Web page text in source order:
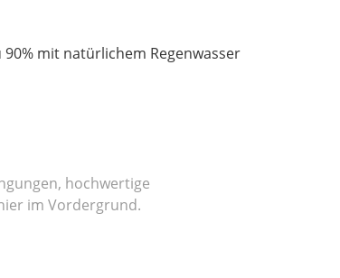
mit natürlichem Regenwasser
hochwertige
im Vordergrund.